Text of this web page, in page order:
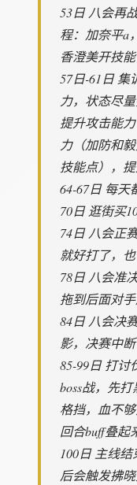
53日 八会再
程：加奈平a
香澄美开技
57日-61日 集
力，状态尽
提升攻击能
力（加防和
技能点），
64-67日 每天
70日 逛街买
74日 八会正
就好打了，
78日 八会准
拖到后面对
84日 八会决
影，决赛中断
85-99日 打讨
boss战，先
格挡，血不
回合buff叠起
100日 主线
后会触发拂